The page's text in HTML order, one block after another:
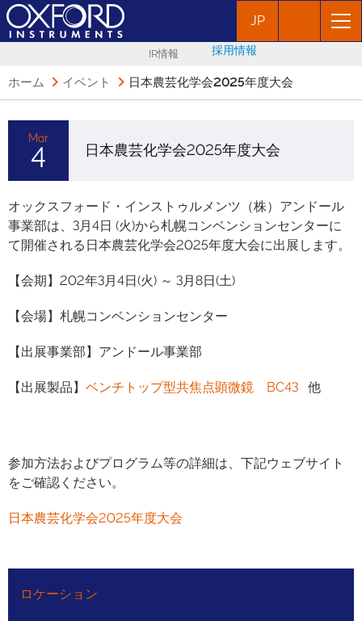
JP
IR情報 採用情報
ホーム イベント 日本農芸化学会2025年度大会
Mar
4 日本農芸化学会2025年度大会
オックスフォード・インストゥルメンツ（株）アンドール
事業部は、3月4日 (火)から札幌コンベンションセンターに
て開催される日本農芸化学会2025年度大会に出展します。
【会期】202年3月4日(火) ～ 3月8日(土)
【会場】札幌コンベンションセンター
【出展事業部】アンドール事業部
【出展製品】 ベンチトップ型共焦点顕微鏡 BC43 他
参加方法およびプログラム等の詳細は、下記ウェブサイト
をご確認ください。
日本農芸化学会2025年度大会
ロケーション